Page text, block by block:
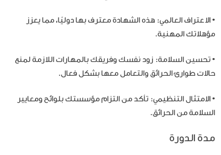
• الاعتراف العالمي: هذه الشهادة معترف بها دوليًا، مما يعزز
مؤهلاتك المهنية.
• تحسين السلامة: زود نفسك وفريقك بالمهارات اللازمة لمنع
حالات طوارئ الحرائق والتعامل معها بشكل فعال.
• الامتثال التنظيمي: تأكد من التزام مؤسستك بلوائح ومعايير
السلامة من الحرائق.
مدة الدورة